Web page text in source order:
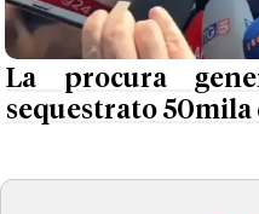
La procura
sequestrato 50mila